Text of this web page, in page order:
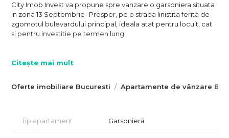
Oferte imobiliare Bucuresti Apartamente de vânzare
City Imob Invest va propune spre vanzare o garsoniera situata
in zona 13 Septembrie- Prosper, pe o strada linistita ferita de
zgomotul bulevardului principal, ideala atat pentru locuit, cat
si pentru investitie pe termen lung.
in 1988, cu dublu acces si care beneficiaza de doua lifturi.
impartire decomandata, formata din camera de zi generoasa
cu walk-in shower, hol de acces.
Citește mai mult
Tip apartament Garsonieră